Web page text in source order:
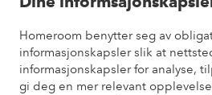
Homeroom benytter seg av
informasjonskapsler slik at
informasjonskapsler for analyse,
gi deg en mer relevant
Venner